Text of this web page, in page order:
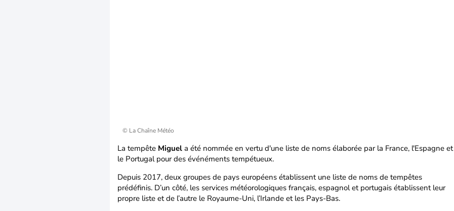
© La Chaîne Météo
La tempête Miguel a été nommée en vertu d'une liste de noms élaborée par la France, l'Espagne et
le Portugal pour des événéments tempétueux.
Depuis 2017, deux groupes de pays européens établissent une liste de noms de tempêtes
prédéfinis. D’un côté, les services météorologiques français, espagnol et portugais établissent leur
propre liste et de l’autre le Royaume-Uni, l’Irlande et les Pays-Bas.